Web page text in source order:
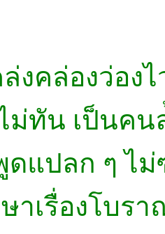
คล่องว่องไ
ม่ทัน เป็นคน
แปลก ๆ ไ
าเรื่องโบร